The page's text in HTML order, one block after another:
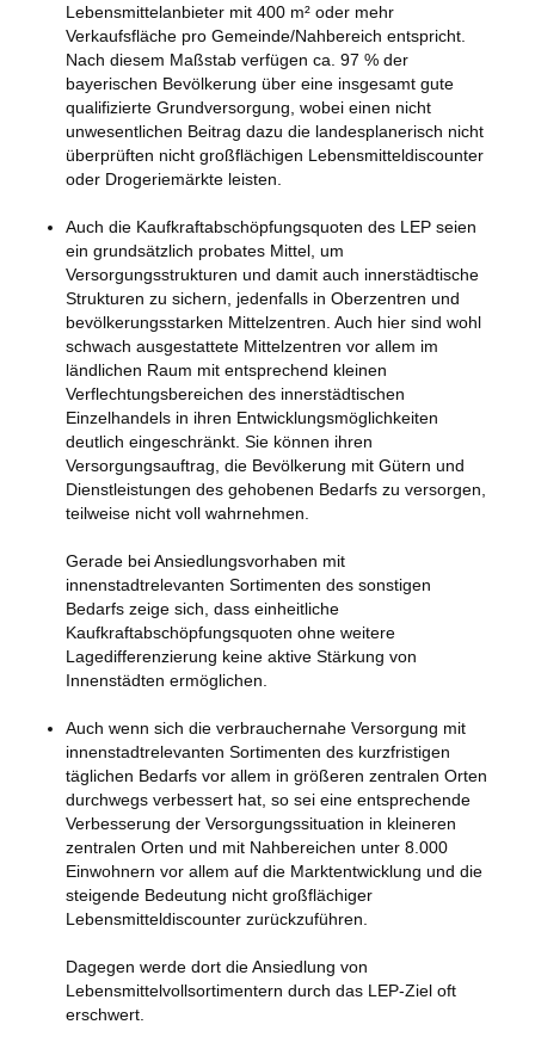
Lebensmittelanbieter mit 400 m² oder mehr
Verkaufsfläche pro Gemeinde/Nahbereich entspricht.
Nach diesem Maßstab verfügen ca. 97 % der
bayerischen Bevölkerung über eine insgesamt gute
qualifizierte Grundversorgung, wobei einen nicht
unwesentlichen Beitrag dazu die landesplanerisch nicht
überprüften nicht großflächigen Lebensmitteldiscounter
oder Drogeriemärkte leisten.
Auch die Kaufkraftabschöpfungsquoten des LEP seien
ein grundsätzlich probates Mittel, um
Versorgungsstrukturen und damit auch innerstädtische
Strukturen zu sichern, jedenfalls in Oberzentren und
bevölkerungsstarken Mittelzentren. Auch hier sind wohl
schwach ausgestattete Mittelzentren vor allem im
ländlichen Raum mit entsprechend kleinen
Verflechtungsbereichen des innerstädtischen
Einzelhandels in ihren Entwicklungsmöglichkeiten
deutlich eingeschränkt. Sie können ihren
Versorgungsauftrag, die Bevölkerung mit Gütern und
Dienstleistungen des gehobenen Bedarfs zu versorgen,
teilweise nicht voll wahrnehmen.
Gerade bei Ansiedlungsvorhaben mit
innenstadtrelevanten Sortimenten des sonstigen
Bedarfs zeige sich, dass einheitliche
Kaufkraftabschöpfungsquoten ohne weitere
Lagedifferenzierung keine aktive Stärkung von
Innenstädten ermöglichen.
Auch wenn sich die verbrauchernahe Versorgung mit
innenstadtrelevanten Sortimenten des kurzfristigen
täglichen Bedarfs vor allem in größeren zentralen Orten
durchwegs verbessert hat, so sei eine entsprechende
Verbesserung der Versorgungssituation in kleineren
zentralen Orten und mit Nahbereichen unter 8.000
Einwohnern vor allem auf die Marktentwicklung und die
steigende Bedeutung nicht großflächiger
Lebensmitteldiscounter zurückzuführen.
Dagegen werde dort die Ansiedlung von
Lebensmittelvollsortimentern durch das LEP-Ziel oft
erschwert.